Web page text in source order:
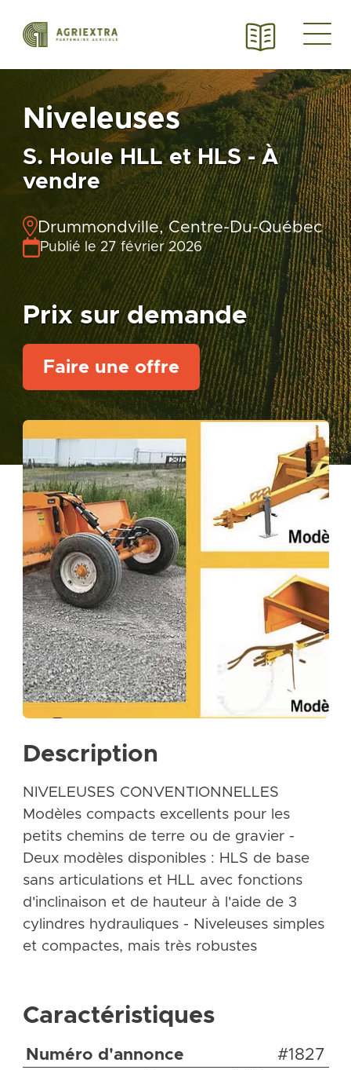
Niveleuses
S. Houle HLL et HLS - À
vendre
Drummondville, Centre-Du-Québec
Publié le 27 février 2026
Prix sur demande
Faire une offre
Description
NIVELEUSES CONVENTIONNELLES
Modèles compacts excellents pour les
petits chemins de terre ou de gravier -
Deux modèles disponibles : HLS de base
sans articulations et HLL avec fonctions
d'inclinaison et de hauteur à l'aide de 3
cylindres hydrauliques - Niveleuses simples
et compactes, mais très robustes
Caractéristiques
Numéro d'annonce #1827